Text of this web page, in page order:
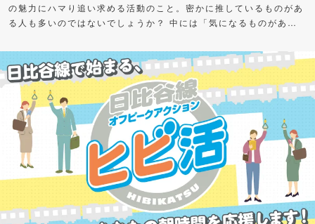
の魅力にハマり追い求める活動のこと。密かに推しているものがあ
る人も多いのではないでしょうか？ 中には「気になるものがある
けたい！」とお悩みの方もいるかもしれません。 そこで今回、さ
まざまなグルメの“通（ツウ）”に“推し”をアンケート！愛してやま
ない、超オススメスポット＆グルメを聞いちゃいました。気になる
カテゴリーがあったら、ぜひチェックしてみてくださいね。